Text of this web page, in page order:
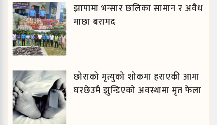
झापामा भन्सार छलिका सामान र अवैध
माछा बरामद
छोराको मृत्युको शोकमा हराएकी आमा
घरछेउमै झुन्डिएको अवस्थामा मृत फेला